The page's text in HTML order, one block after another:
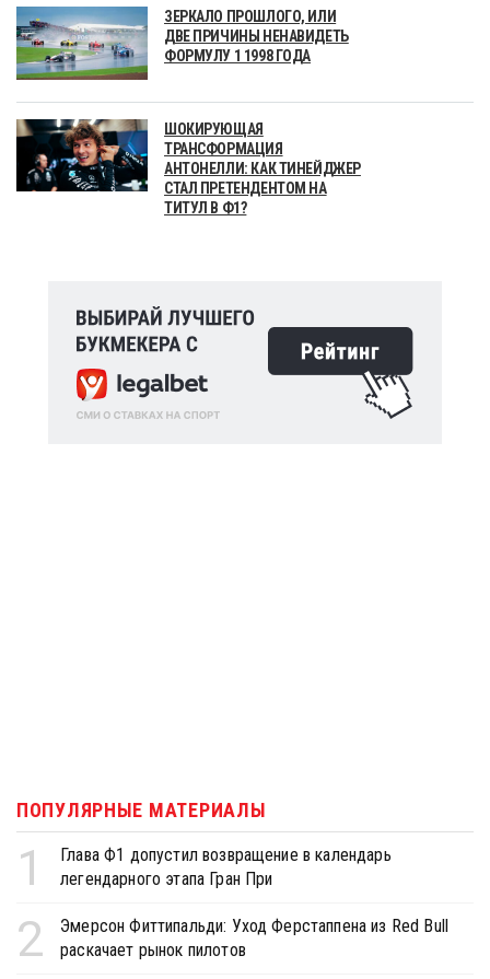
ЗЕРКАЛО ПРОШЛОГО, ИЛИ
ДВЕ ПРИЧИНЫ НЕНАВИДЕТЬ
ФОРМУЛУ 1 1998 ГОДА
ШОКИРУЮЩАЯ
ТРАНСФОРМАЦИЯ
АНТОНЕЛЛИ: КАК ТИНЕЙДЖЕР
СТАЛ ПРЕТЕНДЕНТОМ НА
ТИТУЛ В Ф1?
ПОПУЛЯРНЫЕ МАТЕРИАЛЫ
1
Глава Ф1 допустил возвращение в календарь
легендарного этапа Гран При
2
Эмерсон Фиттипальди: Уход Ферстаппена из Red Bull
раскачает рынок пилотов